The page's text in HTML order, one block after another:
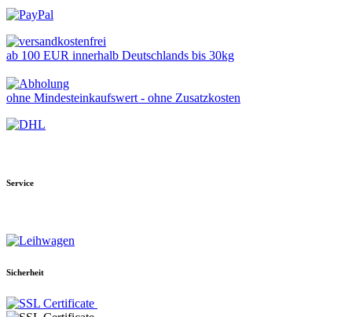
ab 100 EUR innerhalb Deutschlands bis 30kg
ohne Mindesteinkaufswert - ohne Zusatzkosten
Service
Sicherheit